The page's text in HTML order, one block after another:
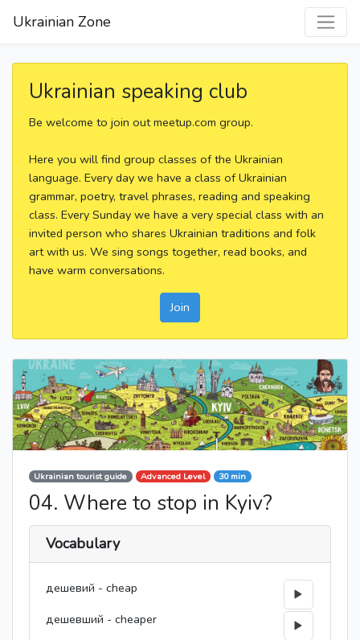
Ukrainian Zone
Ukrainian speaking club
Be welcome to join out meetup.com group.
Here you will find group classes of the Ukrainian
language. Every day we have a class of Ukrainian
grammar, poetry, travel phrases, reading and speaking
class. Every Sunday we have a very special class with an
invited person who shares Ukrainian traditions and folk
art with us. We sing songs together, read books, and
have warm conversations.
Join
Ukrainian tourist guide Advanced Level 30 min
04. Where to stop in Kyiv?
Vocabulary
дешевий - cheap
дешевший - cheaper